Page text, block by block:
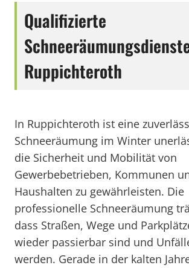
Qualifizierte
Ruppichteroth
In Ruppichteroth ist eine
Schneeräumung im Winter
die Sicherheit und Mobilität von
Gewerbebetrieben, Kommunen
Haushalten zu gewährleisten. Die
professionelle Schneeräumung
dass Straßen, Wege und
wieder passierbar sind und
werden. Gerade in der kalten